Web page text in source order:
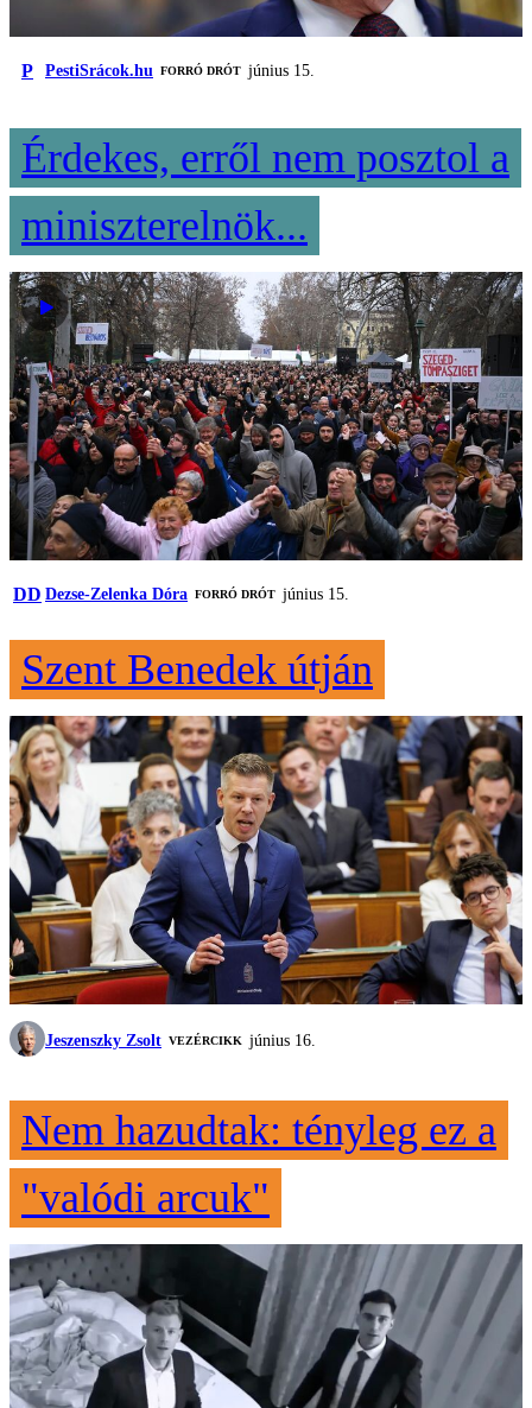
P PestiSrácok.hu FORRÓ DRÓT június 15.
Érdekes, erről nem posztol a
miniszterelnök...
DD Dezse-Zelenka Dóra FORRÓ DRÓT június 15.
Szent Benedek útján
Jeszenszky Zsolt VEZÉRCIKK június 16.
Nem hazudtak: tényleg ez a
"valódi arcuk"